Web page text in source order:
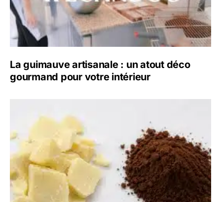
La guimauve artisanale : un atout déco
gourmand pour votre intérieur